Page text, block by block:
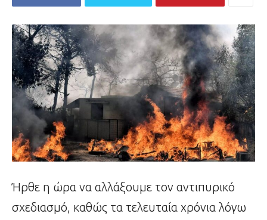
Ήρθε η ώρα να αλλάξουμε τον αντιπυρικό
σχεδιασμό, καθώς τα τελευταία χρόνια λόγω